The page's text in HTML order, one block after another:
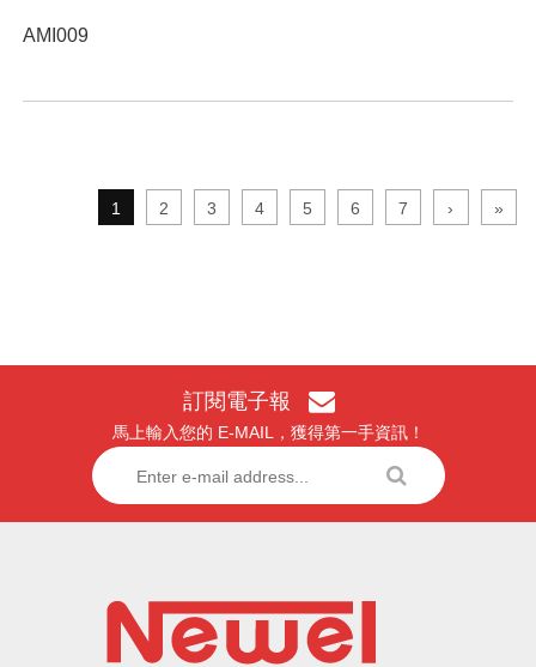
AMI009
1 2 3 4 5 6 7 › »
訂閱電子報
馬上輸入您的 E-MAIL，獲得第一手資訊！